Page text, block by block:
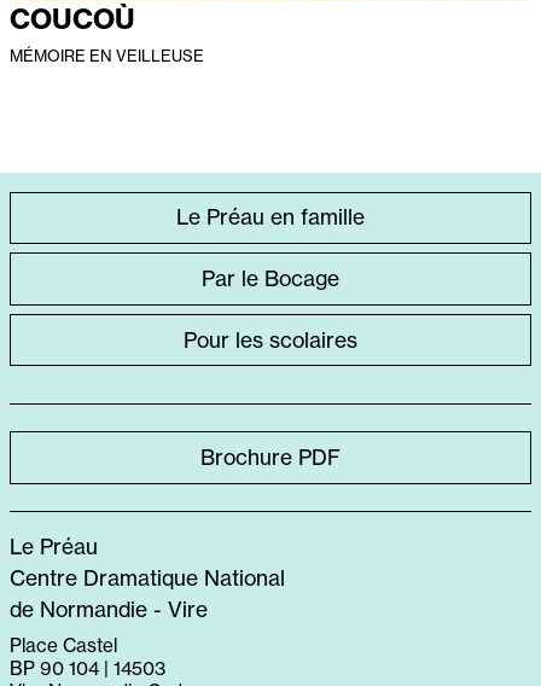
COUCOÙ
MÉMOIRE EN VEILLEUSE
DIRECT
Le Préau en famille
Par le Bocage
Pour les scolaires
Brochure PDF
Le Préau
Centre Dramatique National
de Normandie - Vire
Place Castel
BP 90 104 | 14503